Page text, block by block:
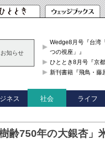
お知らせ
Wedge8月号『台湾
つの視座」』
ひととき8月号『京
新刊書籍『飛鳥・藤
ネス 社会 ライフ
齢750年の大銀杏」